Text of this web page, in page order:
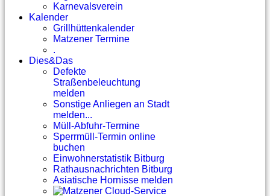
Karnevalsverein
Kalender
Grillhüttenkalender
Matzener Termine
.
Dies&Das
Defekte
Straßenbeleuchtung
melden
Sonstige Anliegen an Stadt
melden...
Müll-Abfuhr-Termine
Sperrmüll-Termin online
buchen
Einwohnerstatistik Bitburg
Rathausnachrichten Bitburg
Asiatische Hornisse melden